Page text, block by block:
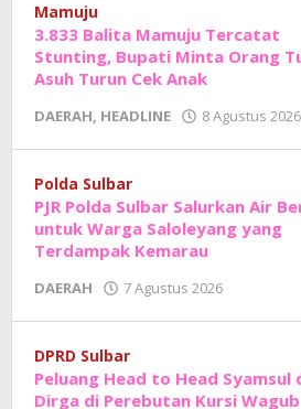
Mamuju
3.833 Balita Mamuju Tercatat
Stunting, Bupati Minta Orang
Asuh Turun Cek Anak
DAERAH, HEADLINE 8 Agustus 2026
Polda Sulbar
PJR Polda Sulbar Salurkan Air
untuk Warga Saloleyang yang
Terdampak Kemarau
DAERAH 7 Agustus 2026
Junaedi
DPRD Sulbar
Peluang Head to Head Syamsul
Dirga di Perebutan Kursi Wagub